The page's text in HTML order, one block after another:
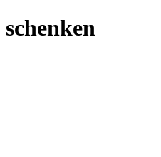
schenken